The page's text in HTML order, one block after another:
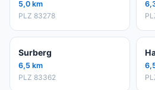
5,0 km
PLZ 83278
Surberg
6,5 km
PLZ 83362